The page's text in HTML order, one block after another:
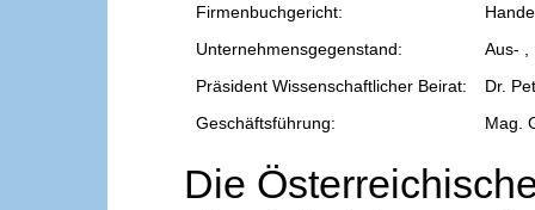
Firmenbuchgericht:
Unternehmensgegenstand:
Aus- ,
Präsident Wissenschaftlicher Beirat:
Dr.
Geschäftsführung:
Mag.
Die